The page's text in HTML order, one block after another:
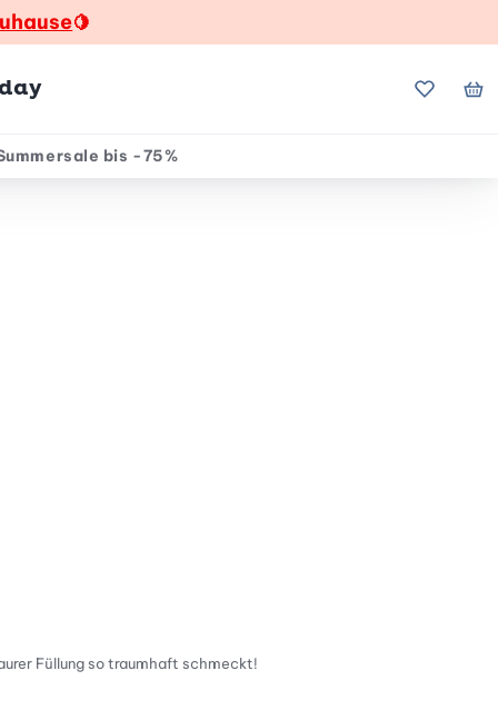
🍋
Meine
bis -75%
Füllung so traumhaft schmeckt!